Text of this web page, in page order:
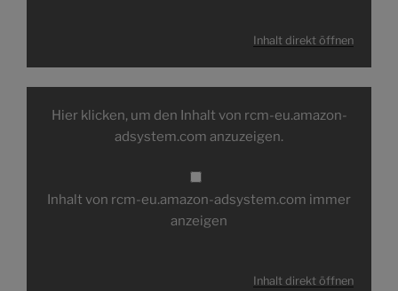
Inhalt direkt öffnen
Inhalt
rcm-Hier klicken, um den Inhalt von rcm-eu.amazon-
adsystem.com anzuzeigen.
Inhalt von rcm-eu.amazon-adsystem.com immer
anzeigen
Inhalt direkt öffnen